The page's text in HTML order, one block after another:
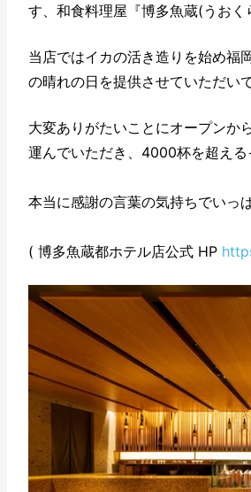
す、和食料理屋『博多魚蔵(うお
当店ではイカの活き造りを始め福
の晴れの日を提供させていただい
大変ありがたいことにオープンか
運んでいただき、4000杯を超え
本当に感謝の言葉の気持ちでいっ
( 博多魚蔵都ホテル店公式 HP